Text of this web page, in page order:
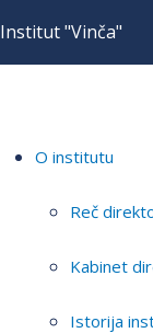
Institut "Vinča"
O institutu
Reč
Kabinet
Istorija